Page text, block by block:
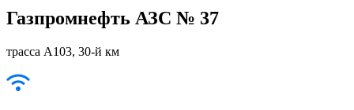
Газпромнефть АЗС № 37
трасса А103, 30-й км